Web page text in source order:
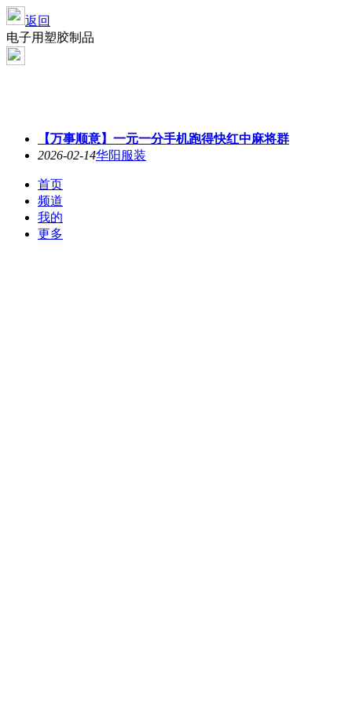
返回
电子用塑胶制品
【万事顺意】一元一分手机跑得快红中麻将群
2026-02-14华阳服装
首页
频道
我的
更多